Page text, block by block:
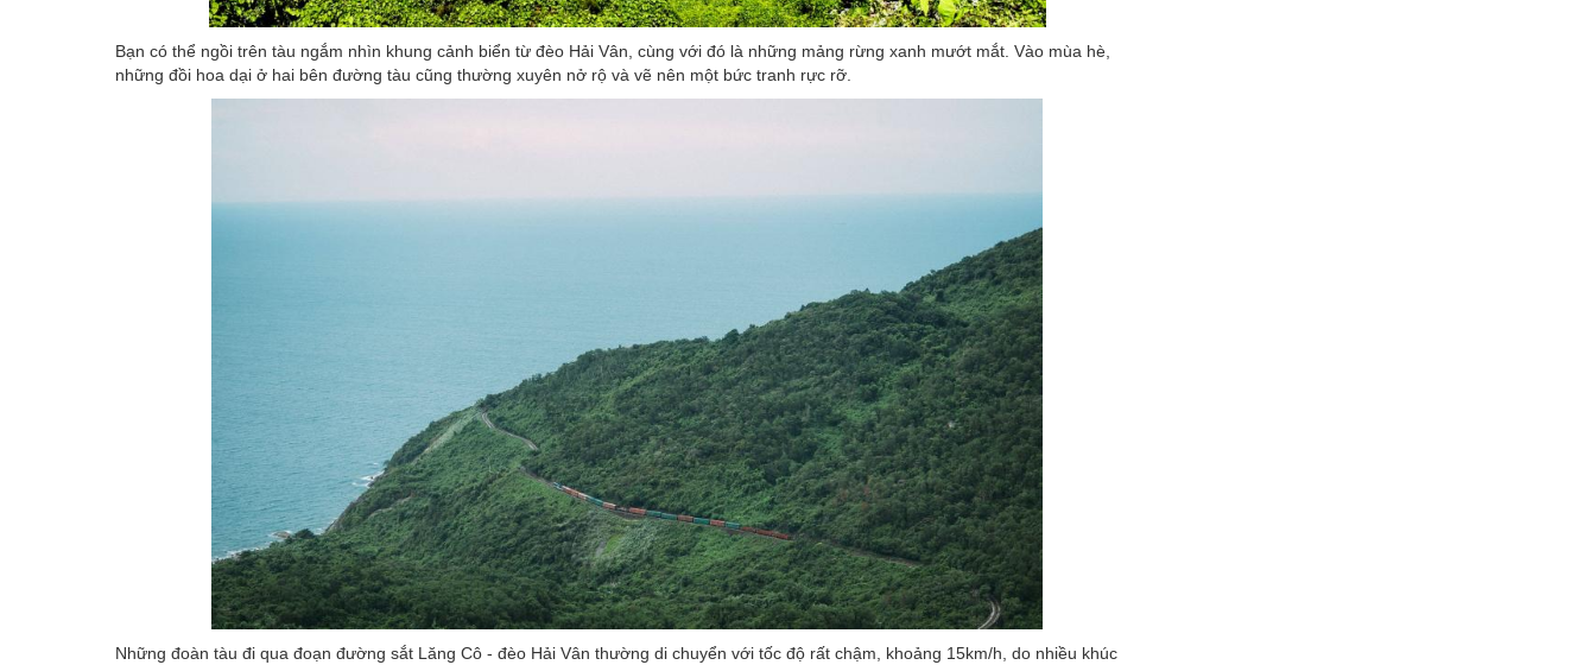
Bạn có thể ngồi trên tàu ngắm nhìn khung cảnh biển từ đèo Hải Vân, cùng với đó là những mảng rừng xanh mướt mắt. Vào mùa hè,
những đồi hoa dại ở hai bên đường tàu cũng thường xuyên nở rộ và vẽ nên một bức tranh rực rỡ.
Những đoàn tàu đi qua đoạn đường sắt Lăng Cô - đèo Hải Vân thường di chuyển với tốc độ rất chậm, khoảng 15km/h, do nhiều khúc